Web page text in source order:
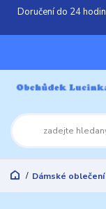
Doručení do 24
Dámské oblečení